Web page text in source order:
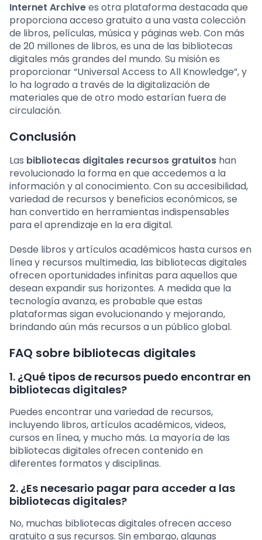
Internet Archivees otra plataforma destacada que
proporciona acceso gratuito a una vasta colección
de libros, películas, música y páginas web. Con más
de 20 millones de libros, es una de las bibliotecas
digitales más grandes del mundo. Su misión es
proporcionar “Universal Access to All Knowledge”, y
lo ha logrado a través de la digitalización de
materiales que de otro modo estarían fuera de
circulación.
Conclusión
Las bibliotecas digitales recursos gratuitos han
revolucionado la forma en que accedemos a la
información y al conocimiento. Con su accesibilidad,
variedad de recursos y beneficios económicos, se
han convertido en herramientas indispensables
para el aprendizaje en la era digital.
Desde libros y artículos académicos hasta cursos en
línea y recursos multimedia, las bibliotecas digitales
ofrecen oportunidades infinitas para aquellos que
desean expandir sus horizontes. A medida que la
tecnología avanza, es probable que estas
plataformas sigan evolucionando y mejorando,
brindando aún más recursos a un público global.
FAQ sobre bibliotecas digitales
1. ¿Qué tipos de recursos puedo encontrar en
bibliotecas digitales?
Puedes encontrar una variedad de recursos,
incluyendo libros, artículos académicos, videos,
cursos en línea, y mucho más. La mayoría de las
bibliotecas digitales ofrecen contenido en
diferentes formatos y disciplinas.
2. ¿Es necesario pagar para acceder a las
bibliotecas digitales?
No, muchas bibliotecas digitales ofrecen acceso
gratuito a sus recursos. Sin embargo, algunas